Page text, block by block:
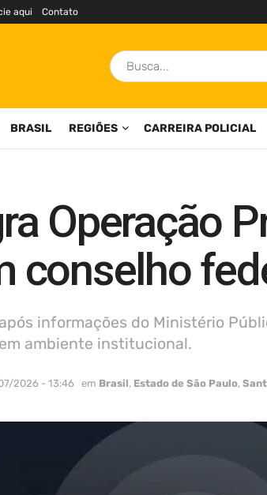
aqui Contato
BRASIL REGIÕES CARREIRA POLICIAL
Operação
conselho
informações do Ministério
ambiente institucional.
2026 - 13:46 em Brasil, Estado de São Paulo,